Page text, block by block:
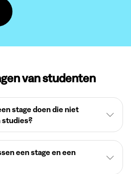
van studenten
stage doen die niet
studies?
een stage en een